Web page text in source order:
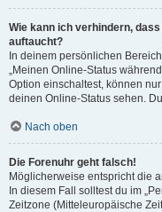
Wie kann ich verhindern,
auftaucht?
In deinem persönlichen
„Meinen Online-Status
Option einschaltest, können
deinen Online-Status sehen.
Nach oben
Die Forenuhr geht falsch!
Möglicherweise entspricht die
In diesem Fall solltest du im
Zeitzone (Mitteleuropäische